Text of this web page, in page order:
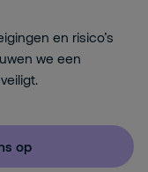
en risico’s
we een
op